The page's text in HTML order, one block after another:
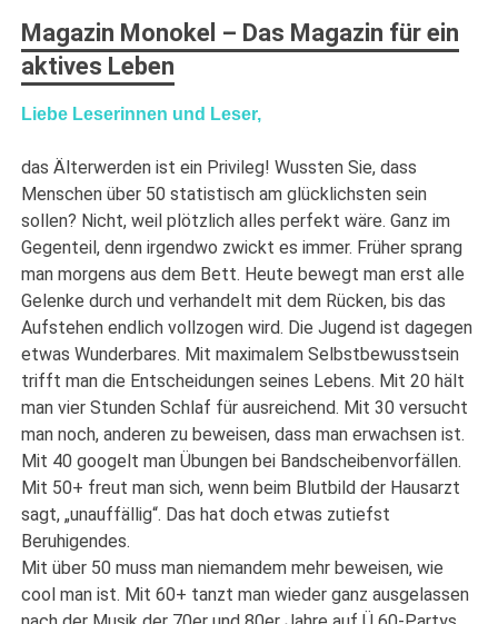
Magazin Monokel – Das Magazin für ein
aktives Leben
Liebe Leserinnen und Leser,
das Älterwerden ist ein Privileg! Wussten Sie, dass
Menschen über 50 statistisch am glücklichsten sein
sollen? Nicht, weil plötzlich alles perfekt wäre. Ganz im
Gegenteil, denn irgendwo zwickt es immer. Früher sprang
man morgens aus dem Bett. Heute bewegt man erst alle
Gelenke durch und verhandelt mit dem Rücken, bis das
Aufstehen endlich vollzogen wird. Die Jugend ist dagegen
etwas Wunderbares. Mit maximalem Selbstbewusstsein
trifft man die Entscheidungen seines Lebens. Mit 20 hält
man vier Stunden Schlaf für ausreichend. Mit 30 versucht
man noch, anderen zu beweisen, dass man erwachsen ist.
Mit 40 googelt man Übungen bei Bandscheibenvorfällen.
Mit 50+ freut man sich, wenn beim Blutbild der Hausarzt
sagt, „unauffällig“. Das hat doch etwas zutiefst
Beruhigendes.
Mit über 50 muss man niemandem mehr beweisen, wie
cool man ist. Mit 60+ tanzt man wieder ganz ausgelassen